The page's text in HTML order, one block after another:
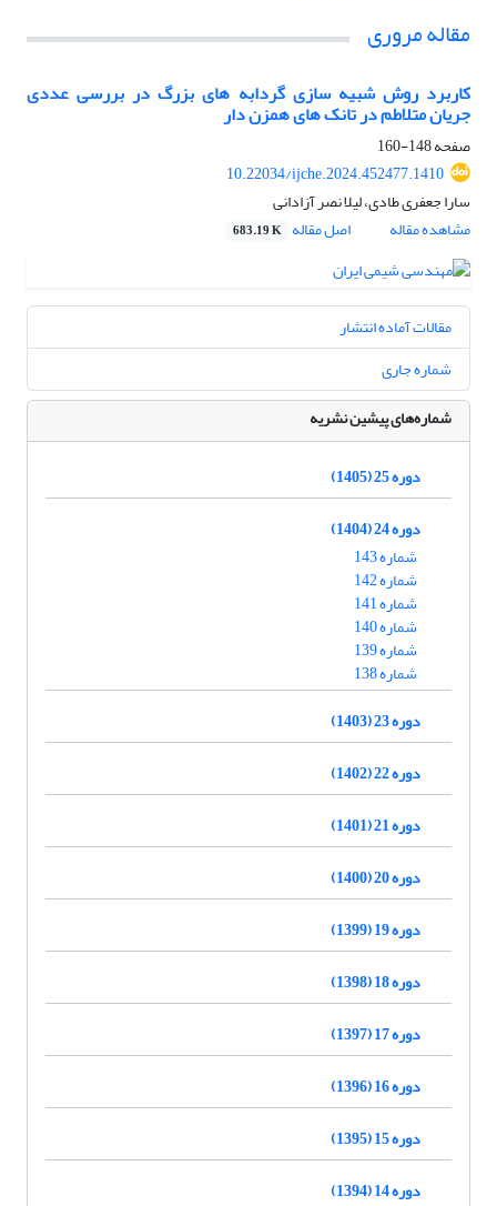
مقاله مروری
کاربرد روش شبیه سازی گردابه های بزرگ در بررسی عددی
جریان متلاطم در تانک های همزن دار
صفحه148-160
10.22034/ijche.2024.452477.1410
سارا جعفری طادی، لیلا نصر آزادانی
مشاهده مقاله
اصل مقاله 683.19 K
مقالات آماده انتشار
شماره جاری
شماره‌های پیشین نشریه
دوره 25 (1405)
دوره 24 (1404)
شماره 143
شماره 142
شماره 141
شماره 140
شماره 139
شماره 138
دوره 23 (1403)
دوره 22 (1402)
دوره 21 (1401)
دوره 20 (1400)
دوره 19 (1399)
دوره 18 (1398)
دوره 17 (1397)
دوره 16 (1396)
دوره 15 (1395)
دوره 14 (1394)